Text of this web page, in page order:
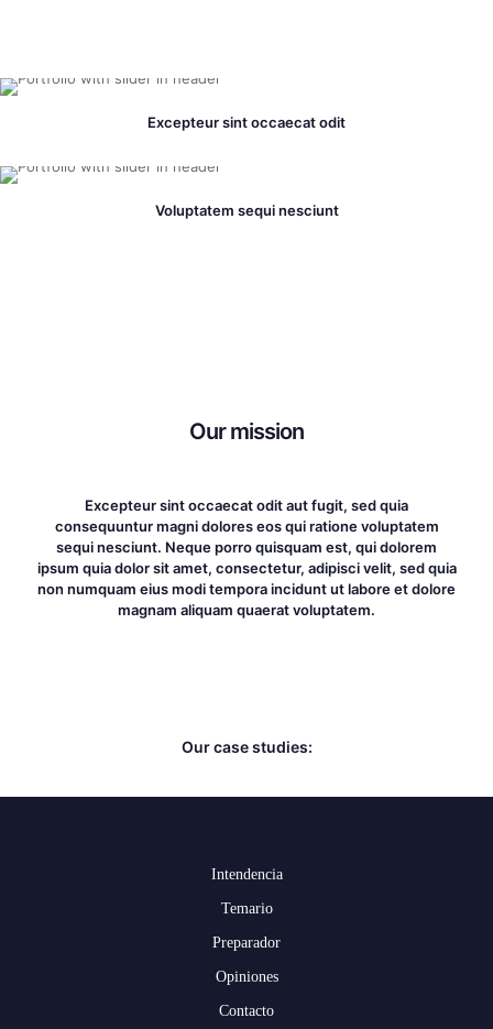
Excepteur sint occaecat odit
Voluptatem sequi nesciunt
Our mission
Excepteur sint occaecat odit aut fugit, sed quia
consequuntur magni dolores eos qui ratione voluptatem
sequi nesciunt. Neque porro quisquam est, qui dolorem
ipsum quia dolor sit amet, consectetur, adipisci velit, sed quia
non numquam eius modi tempora incidunt ut labore et dolore
magnam aliquam quaerat voluptatem.
Our case studies:
Intendencia
Temario
Preparador
Opiniones
Contacto